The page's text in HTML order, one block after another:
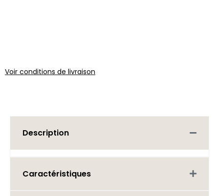
Voir conditions de livraison
Description
Caractéristiques